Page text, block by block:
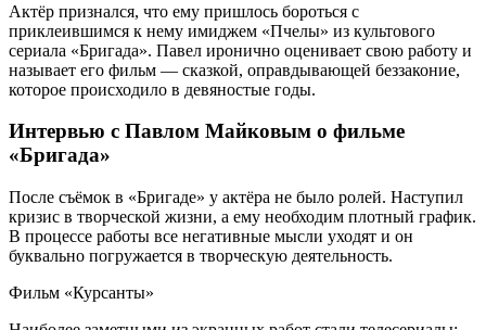
Актёр признался, что ему пришлось бороться с
приклеившимся к нему имиджем «Пчелы» из культового
сериала «Бригада». Павел иронично оценивает свою работу и
называет его фильм — сказкой, оправдывающей беззаконие,
которое происходило в девяностые годы.
Интервью с Павлом Майковым о фильме
«Бригада»
После съёмок в «Бригаде» у актёра не было ролей. Наступил
кризис в творческой жизни, а ему необходим плотный график.
В процессе работы все негативные мысли уходят и он
буквально погружается в творческую деятельность.
Фильм «Курсанты»